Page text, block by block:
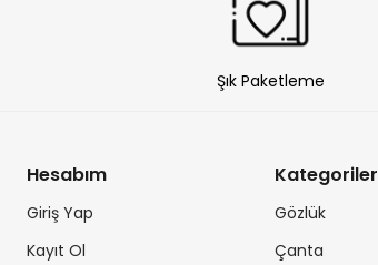
Şık Paketleme
Hesabım
Giriş Yap
Kayıt Ol
Kategoriler
Gözlük
Çanta